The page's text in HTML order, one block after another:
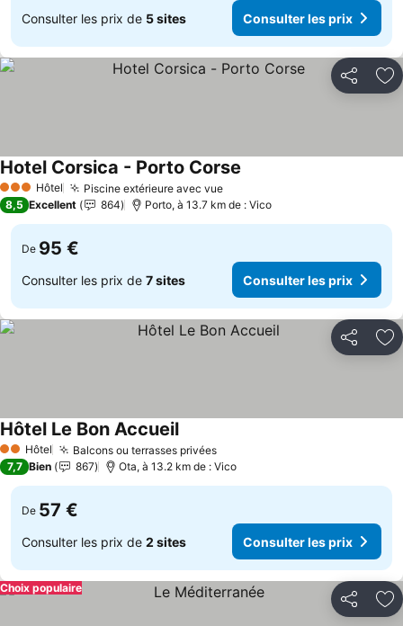
Consulter les prix de 5 sites Consulter les prix
Partager
3 ÉtoilesHôtel Piscine extérieure avec vueConsulter les prix
Hotel Corsica - Porto Corse
8,5 Excellent 864 Porto, à 13.7 km de : Vico
De 95 €
Consulter les prix de 7 sites Consulter les prix
Partager
2 Étoiles
Hôtel Balcons ou terrasses privéesConsulter les prix
Hôtel Le Bon AccueilConsulter les prix
7,7 Bien 867 Ota, à 13.2 km de : Vico
De 57 €
Consulter les prix de 2 sites Consulter les prix
Partager
Choix populaire